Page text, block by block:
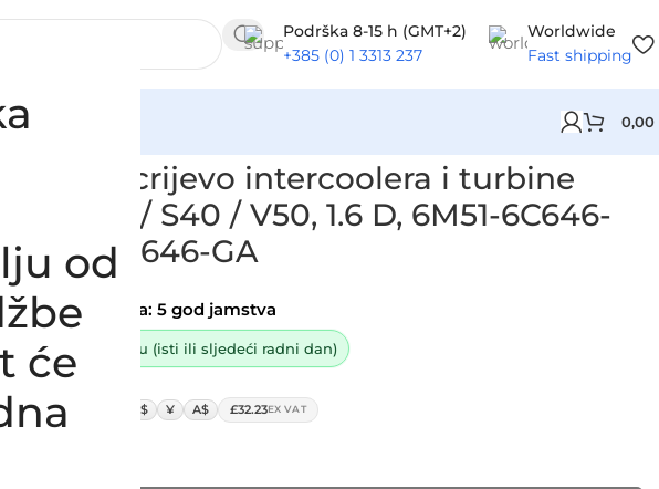
od
će
Podrška 8-15 h (GMT+2)
+385 (0) 1 3313 237
Worldwide
Fast shipping
0,00
1.6 D, 6M51-6C646-GC, 6M51-6C646-GA
crijevo intercoolera i turbine
C30 / S40 / V50, 1.6 D, 6M51-6C646-
6M51-6C646-GA
1-40-V
Novo |Garancija: 5 god jamstva
uz narudžbu (isti ili sljedeći radni dan)
€ $ ¥ A$ £32.23EX VAT
VAT